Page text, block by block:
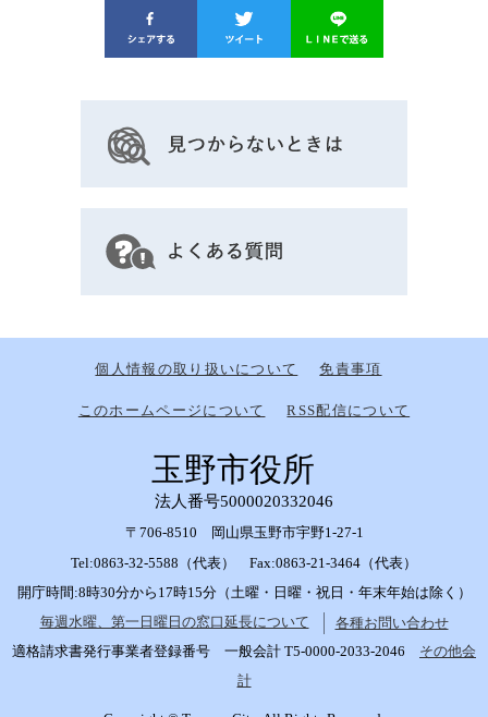
個人情報の取り扱いについて 免責事項
このホームページについて RSS配信について
玉野市役所
法人番号5000020332046
〒706-8510 岡山県玉野市宇野1-27-1
Tel:0863-32-5588（代表） Fax:0863-21-3464（代表）
開庁時間:8時30分から17時15分（土曜・日曜・祝日・年末年始は除く）
毎週水曜、第一日曜日の窓口延長について
各種お問い合わせ
適格請求書発行事業者登録番号 一般会計 T5-0000-2033-2046 その他会
計